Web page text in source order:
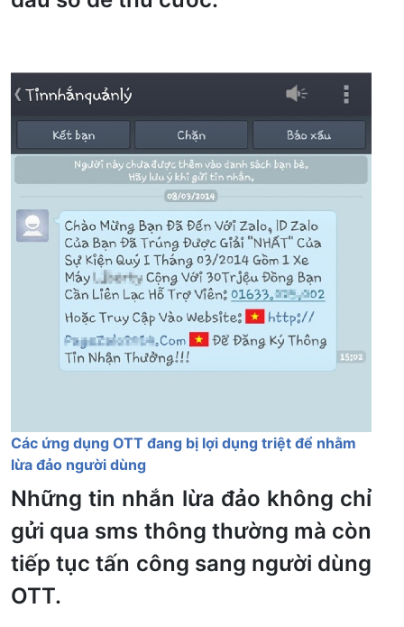
Các ứng dụng OTT đang bị lợi dụng triệt để nhằm
lừa đảo người dùng
Những tin nhắn lừa đảo không chỉ
gửi qua sms thông thường mà còn
tiếp tục tấn công sang người dùng
OTT.